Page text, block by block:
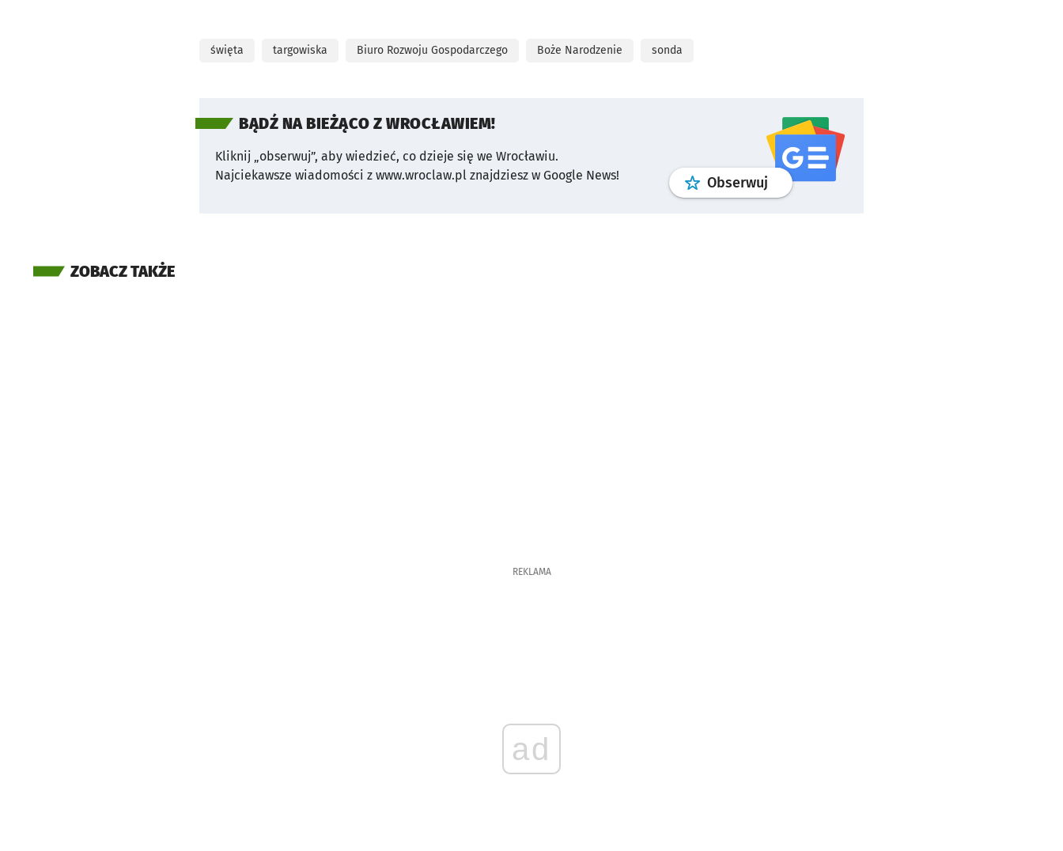
święta targowiska Biuro Rozwoju Gospodarczego Boże Narodzenie sonda
BĄDŹ NA BIEŻĄCO Z WROCŁAWIEM!
Kliknij „obserwuj”, aby wiedzieć, co dzieje się we Wrocławiu.
Najciekawsze wiadomości z www.wroclaw.pl znajdziesz w Google News!
Obserwuj profilgoogle news
ZOBACZ TAKŻE
REKLAMA
ad